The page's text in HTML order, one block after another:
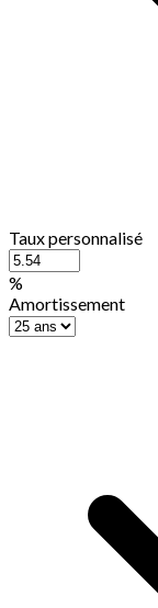
Taux personnalisé
%
Amortissement